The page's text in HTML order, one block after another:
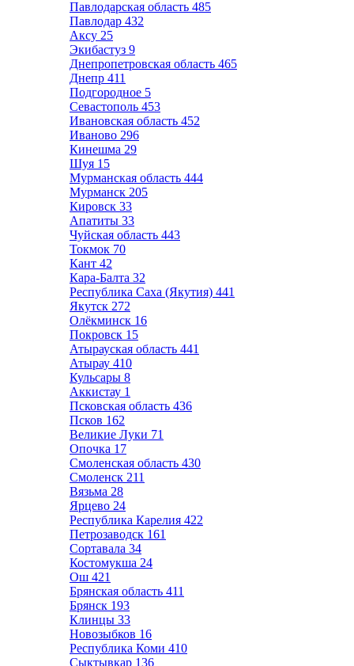
Павлодарская область 485
Павлодар 432
Аксу 25
Экибастуз 9
Днепропетровская область 465
Днепр 411
Подгородное 5
Севастополь 453
Ивановская область 452
Иваново 296
Кинешма 29
Шуя 15
Мурманская область 444
Мурманск 205
Кировск 33
Апатиты 33
Чуйская область 443
Токмок 70
Кант 42
Кара-Балта 32
Республика Саха (Якутия) 441
Якутск 272
Олёкминск 16
Покровск 15
Атырауская область 441
Атырау 410
Кульсары 8
Аккистау 1
Псковская область 436
Псков 162
Великие Луки 71
Опочка 17
Смоленская область 430
Смоленск 211
Вязьма 28
Ярцево 24
Республика Карелия 422
Петрозаводск 161
Сортавала 34
Костомукша 24
Ош 421
Брянская область 411
Брянск 193
Клинцы 33
Новозыбков 16
Республика Коми 410
Сыктывкар 136